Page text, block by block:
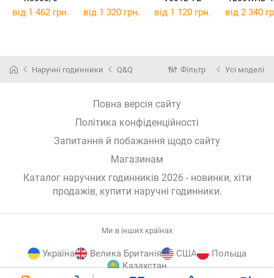
від 1 462 грн. від 1 320 грн. від 1 120 грн. від 2 340
Наручні годинники Q&Q Фільтр Усі моделі
Повна версія сайту
Політика конфіденційності
Запитання й побажання щодо сайту
Магазинам
Каталог наручних годинників 2026 - новинки, хіти
продажів, купити наручні годинники.
Ми в інших країнах
Україна Велика Британія США
Польща
Казахстан